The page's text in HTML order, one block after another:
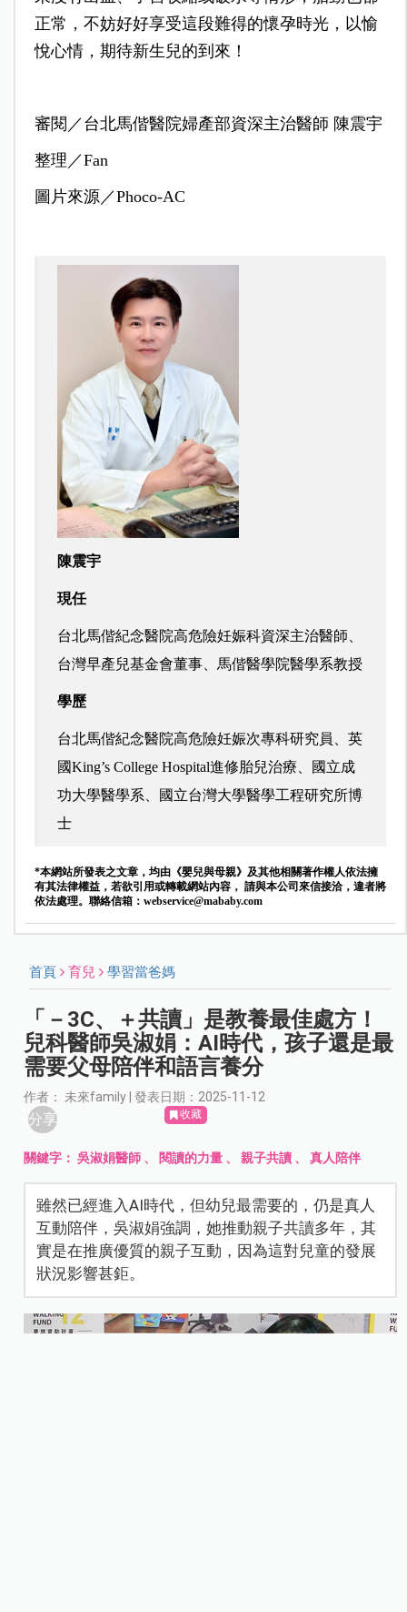
正常，不妨好好享受這段難得的懷孕時光，以愉
悅心情，期待新生兒的到來！
審閱／台北馬偕醫院婦產部資深主治醫師 陳震宇
整理／Fan
圖片來源／Phoco-AC
陳震宇
現任
台北馬偕紀念醫院高危險妊娠科資深主治醫師、
台灣早產兒基金會董事、 馬偕醫學院醫學系教授
學歷
台北馬偕紀念醫院高危險妊娠次專科研究員、 英
國King’s College Hospital進修胎兒治療、
國立成
功大學醫學系、
國立台灣大學醫學工程研究所博
士
*本網站所發表之文章，均由《嬰兒與母親》及其他相關著作權人依法擁
有其法律權益，若欲引用或轉載網站內容， 請與本公司來信接洽，違者將
依法處理。聯絡信箱： webservice@mababy.com
首頁 育兒 學習當爸媽
「－3C、＋共讀」是教養最佳處方！
兒科醫師吳淑娟：AI時代，孩子還是最
需要父母陪伴和語言養分
作者： 未來family | 發表日期：2025-11-12
分享 收藏
關鍵字：吳淑娟醫師 、閱讀的力量 、親子共讀 、真人陪伴
雖然已經進入AI時代，但幼兒最需要的，仍是真人
互動陪伴，吳淑娟強調，她推動親子共讀多年，其
實是在推廣優質的親子互動，因為這對兒童的發展
狀況影響甚鉅。